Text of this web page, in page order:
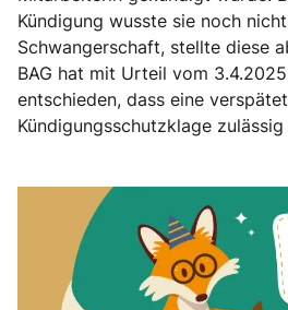
Kündigung wusste sie noch
Schwangerschaft, stellte diese
BAG hat mit Urteil vom
entschieden, dass eine
Kündigungsschutzklage zulässig